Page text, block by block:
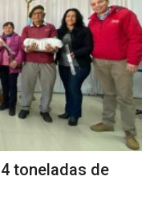
toneladas de